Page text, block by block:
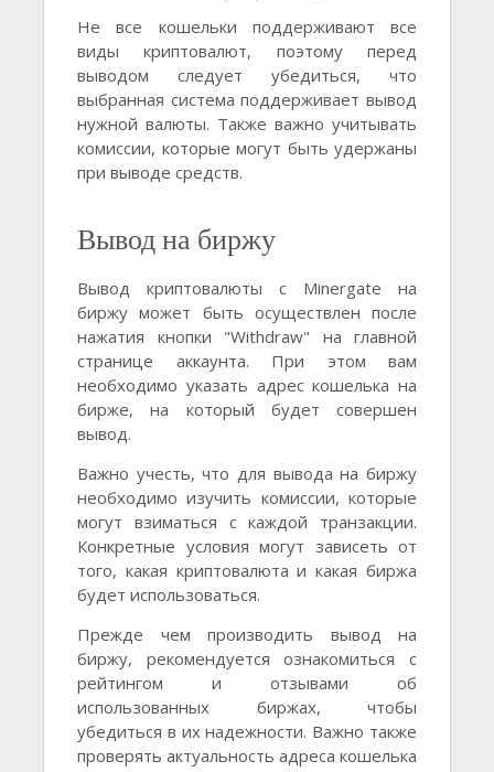
Не все кошельки поддерживают все
виды криптовалют, поэтому перед
выводом следует убедиться, что
выбранная система поддерживает вывод
нужной валюты. Также важно учитывать
комиссии, которые могут быть удержаны
при выводе средств.
Вывод на биржу
Вывод криптовалюты с Minergate на
биржу может быть осуществлен после
нажатия кнопки "Withdraw" на главной
странице аккаунта. При этом вам
необходимо указать адрес кошелька на
бирже, на который будет совершен
вывод.
Важно учесть, что для вывода на биржу
необходимо изучить комиссии, которые
могут взиматься с каждой транзакции.
Конкретные условия могут зависеть от
того, какая криптовалюта и какая биржа
будет использоваться.
Прежде чем производить вывод на
биржу, рекомендуется ознакомиться с
рейтингом и отзывами об
использованных биржах, чтобы
убедиться в их надежности. Важно также
проверять актуальность адреса кошелька